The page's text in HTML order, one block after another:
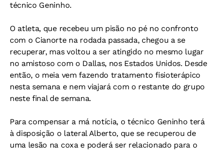
técnico Geninho.
O atleta, que recebeu um pisão no pé no confronto
com o Cianorte na rodada passada, chegou a se
recuperar, mas voltou a ser atingido no mesmo lugar
no amistoso com o Dallas, nos Estados Unidos. Desde
então, o meia vem fazendo tratamento fisioterápico
nesta semana e nem viajará com o restante do grupo
neste final de semana.
Para compensar a má notícia, o técnico Geninho terá
à disposição o lateral Alberto, que se recuperou de
uma lesão na coxa e poderá ser relacionado para o